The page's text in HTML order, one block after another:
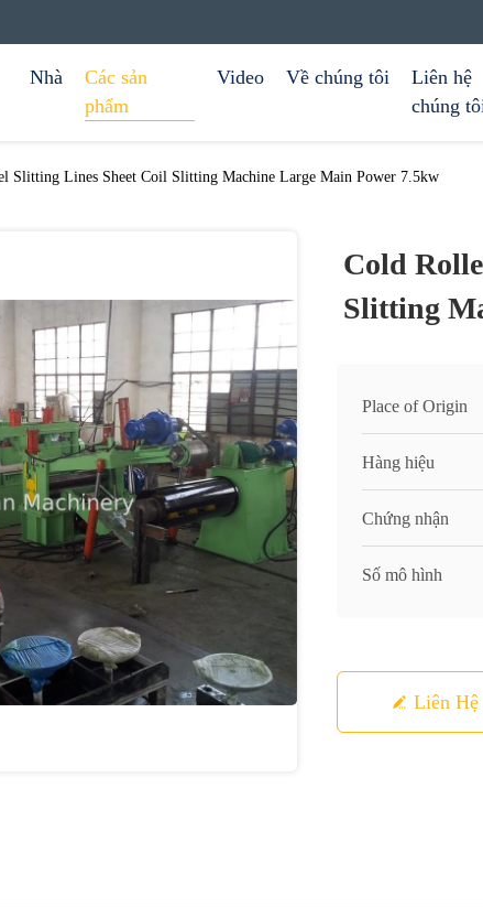
Nhà
Các sản
phẩm
Video Về chúng tôi
Liên hệ
chúng
Slitting Lines Sheet Coil Slitting Machine Large Main Power 7.5kw
Cold
Slitting
Place of Origin
Hàng hiệu
Chứng nhận
Số mô hình
Liên Hệ